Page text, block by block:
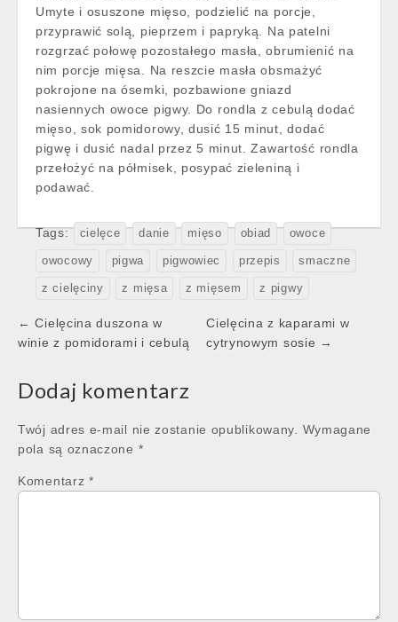
Umyte i osuszone mięso, podzielić na porcje,
przyprawić solą, pieprzem i papryką. Na patelni
rozgrzać połowę pozostałego masła, obrumienić na
nim porcje mięsa. Na reszcie masła obsmażyć
pokrojone na ósemki, pozbawione gniazd
nasiennych owoce pigwy. Do rondla z cebulą dodać
mięso, sok pomidorowy, dusić 15 minut, dodać
pigwę i dusić nadal przez 5 minut. Zawartość rondla
przełożyć na półmisek, posypać zieleniną i
podawać.
Tags: cielęce danie mięso obiad owoce
owocowy pigwa pigwowiec przepis smaczne
z cielęciny z mięsa z mięsem z pigwy
Post
navigation
← Cielęcina duszona w
winie z pomidorami i cebulą
Cielęcina z kaparami w
cytrynowym sosie →
Dodaj komentarz
Twój adres e-mail nie zostanie opublikowany.
Wymagane
pola są oznaczone *
Komentarz *